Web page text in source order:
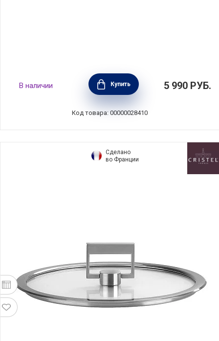
Крышка Kitchen Aids 30 см, стекло, BEKA,
Бельгия, 16409304
В наличии Купить 5 990 РУБ.
Код товара: 00000028410
Сделано
во Франции